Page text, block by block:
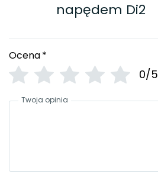
napędem Di2
Ocena*
0/5
Twoja opinia